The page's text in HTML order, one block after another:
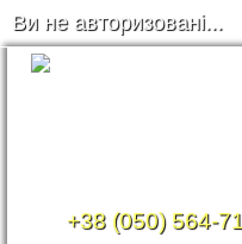
Ви не авторизовані...
+38 (050) 564-